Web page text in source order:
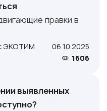
правки в
ЭКОТИМ
06.10.2025
1606
выявленных